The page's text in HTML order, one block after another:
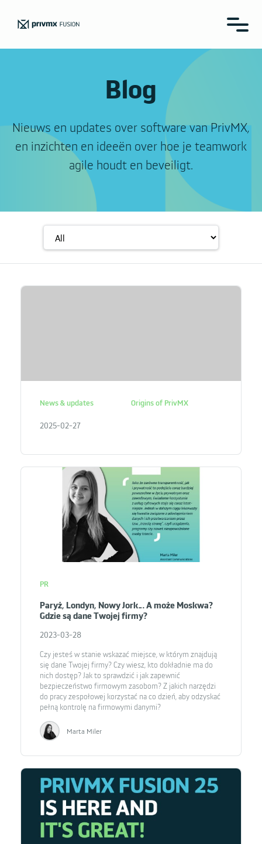
Blog
Nieuws en updates over software van PrivMX,
en inzichten en ideeën over hoe je teamwork
agile houdt en beveiligt.
News & updates Origins of PrivMX
2025-02-27
PR
Paryż, Londyn, Nowy Jork… A może Moskwa?
Gdzie są dane Twojej firmy?
2023-03-28
Czy jesteś w stanie wskazać miejsce, w którym znajdują
się dane Twojej firmy? Czy wiesz, kto dokładnie ma do
nich dostęp? Jak to sprawdzić i jak zapewnić
bezpieczeństwo firmowym zasobom? Z jakich narzędzi
do pracy zespołowej korzystać na co dzień, aby odzyskać
pełną kontrolę na firmowymi danymi?
Marta Miler